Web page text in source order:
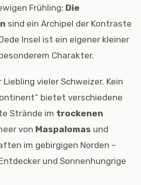
Frühling: Die
sind ein Archipel der Kontraste
Insel ist ein eigener kleiner
Charakter.
Liebling vieler Schweizer. Kein
bietet verschiedene
Strände im trockenen
von Maspalomas und
im gebirgigen Norden –
und Sonnenhungrige